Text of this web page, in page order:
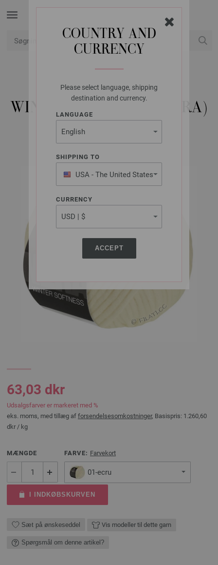
COUNTRY AND
CURRENCY
Please select language, shipping
destination and currency.
LANGUAGE
SHIPPING TO
USA - The United States
of America
CURRENCY
ACCEPT
LANA GROSSA
WINTER SOFTNESS (NERA)
63,03 dkr
Udsalgsfarver er markeret med %
eks. moms, med tillæg af forsendelsesomkostninger, Basispris: 1.260,60
dkr / kg
MÆNGDE FARVE: Farvekort
01-ecru
I INDKØBSKURVEN
Sæt på ønskeseddel Vis modeller til dette garn
Spørgsmål om denne artikel?